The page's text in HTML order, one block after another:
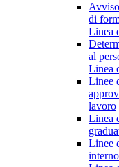
di
Linea
al
Linea
Linee
lavoro
Linea
Linee